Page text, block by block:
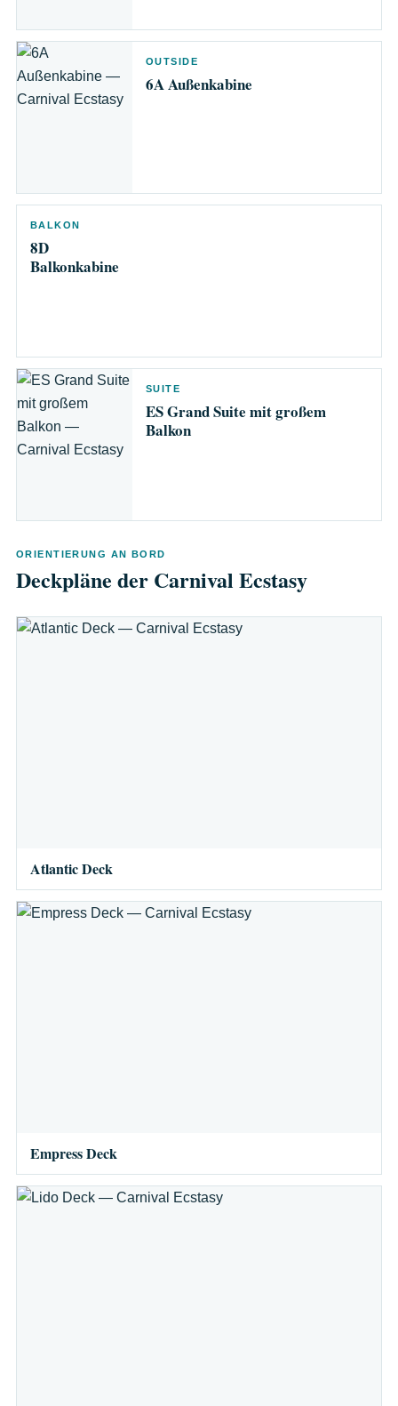
OUTSIDE
6A Außenkabine
BALKON
8D
Balkonkabine
SUITE
ES Grand Suite mit großem
Balkon
ORIENTIERUNG AN BORD
Deckpläne der Carnival Ecstasy
Atlantic Deck
Empress Deck